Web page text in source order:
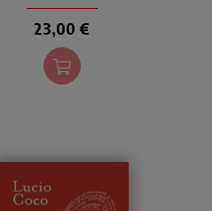
bibliche e ai reperti storico-
archeologici, presentando
sotto una nuova luce la
singolare personalità di
23,00 €